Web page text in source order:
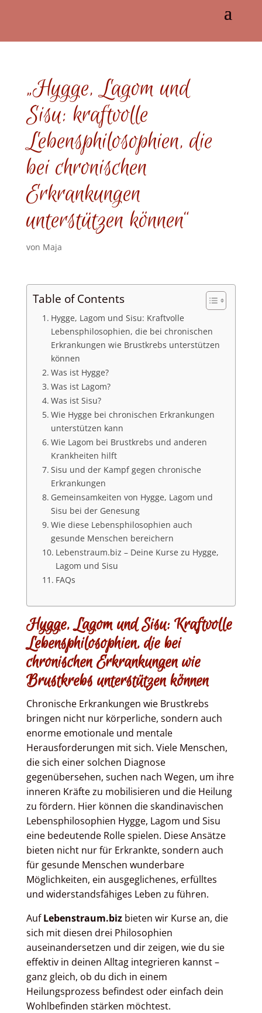
„Hygge, Lagom und
Sisu: kraftvolle
Lebensphilosophien, die
bei chronischen
Erkrankungen
unterstützen können“
von Maja
Table of Contents
Hygge, Lagom und Sisu: Kraftvolle
Lebensphilosophien, die bei chronischen
Erkrankungen wie Brustkrebs unterstützen
können
Was ist Hygge?
Was ist Lagom?
Was ist Sisu?
Wie Hygge bei chronischen Erkrankungen
unterstützen kann
Wie Lagom bei Brustkrebs und anderen
Krankheiten hilft
Sisu und der Kampf gegen chronische
Erkrankungen
Gemeinsamkeiten von Hygge, Lagom und
Sisu bei der Genesung
Wie diese Lebensphilosophien auch
gesunde Menschen bereichern
Lebenstraum.biz – Deine Kurse zu Hygge,
Lagom und Sisu
FAQs
Hygge, Lagom und Sisu: Kraftvolle
Lebensphilosophien, die bei
chronischen Erkrankungen wie
Brustkrebs unterstützen können
Chronische Erkrankungen wie Brustkrebs
bringen nicht nur körperliche, sondern auch
enorme emotionale und mentale
Herausforderungen mit sich. Viele Menschen,
die sich einer solchen Diagnose
gegenübersehen, suchen nach Wegen, um ihre
inneren Kräfte zu mobilisieren und die Heilung
zu fördern. Hier können die skandinavischen
Lebensphilosophien Hygge, Lagom und Sisu
eine bedeutende Rolle spielen. Diese Ansätze
bieten nicht nur für Erkrankte, sondern auch
für gesunde Menschen wunderbare
Möglichkeiten, ein ausgeglichenes, erfülltes
und widerstandsfähiges Leben zu führen.
AufLebenstraum.bizbieten wir Kurse an, die
sich mit diesen drei Philosophien
auseinandersetzen und dir zeigen, wie du sie
effektiv in deinen Alltag integrieren kannst –
ganz gleich, ob du dich in einem
Heilungsprozess befindest oder einfach dein
Wohlbefinden stärken möchtest.